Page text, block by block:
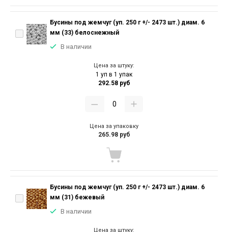
Бусины под жемчуг (уп. 250 г +/- 2473 шт.) диам. 6
мм (33) белоснежный
В наличии
Цена за штуку:
1 уп в 1 упак
292.58 руб
Цена за упаковку
265.98 руб
Бусины под жемчуг (уп. 250 г +/- 2473 шт.) диам. 6
мм (31) бежевый
В наличии
Цена за штуку: